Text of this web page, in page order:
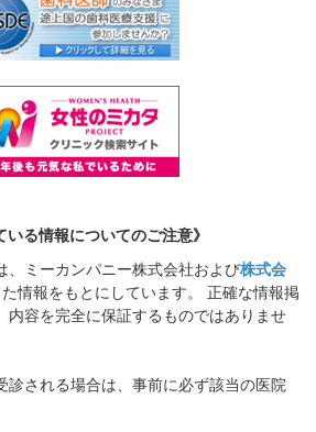
いる情報についてのご注意》
、ミーカンパニー株式会社および株式会
情報をもとにしています。 正確な情報掲
内容を完全に保証するものではありませ
診される場合は、事前に必ず該当の医院